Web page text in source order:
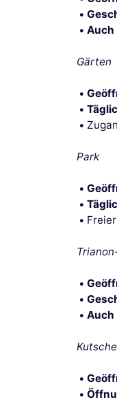
Auch
Gärten
Park
Auch